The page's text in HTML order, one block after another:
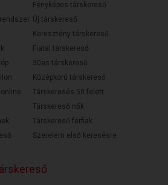
Fényképes társkereső
Új társkereső
Keresztény társkereső
Fiatal társkereső
30as társkereső
Középkorú társkereső
Társkeresés 50 felett
Társkereső nők
Társkereső férfiak
Szerelem első keresésre